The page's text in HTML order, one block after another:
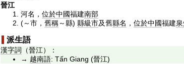
晉江
河名， 位於中國福建南部
(～市 ， 舊稱～縣) 縣級市及舊縣名 ， 位於中國福建泉
派生語
漢字詞 （晉江）：
→ 越南語: Tấn Giang (晉江)